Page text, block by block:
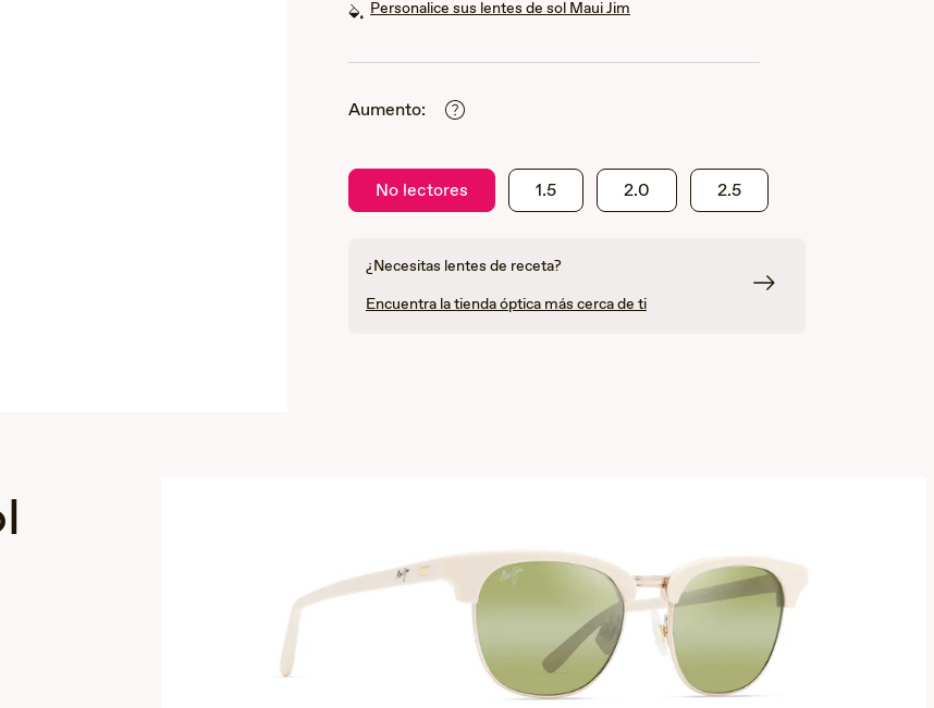
Personalice sus lentes de sol Maui Jim
Aumento:
No lectores 1.5 2.0 2.5
¿Necesitas lentes de receta?
Encuentra la tienda óptica más cerca de ti